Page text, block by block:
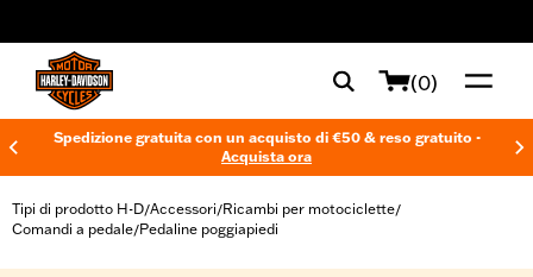
(0)
Spedizione gratuita con un acquisto di €50 & reso gratuito -
Acquista ora
Tipi di prodotto H-D/Accessori/Ricambi per motociclette/
Comandi a pedale/Pedaline poggiapiedi